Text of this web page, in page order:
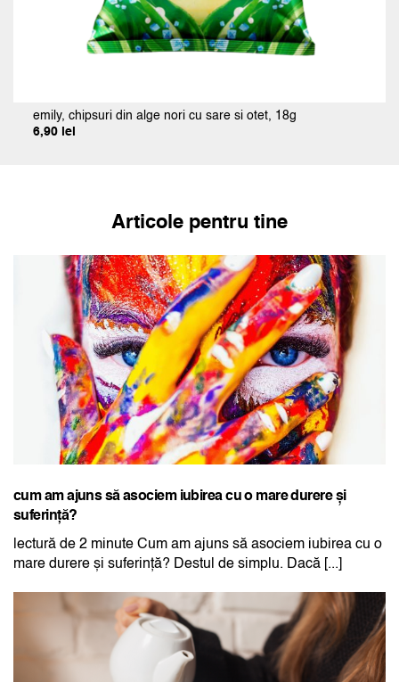
emily, chipsuri din alge nori cu sare si otet, 18g
Prețul
6,90 leiPrețul
Articole pentru tine
cum am ajuns să asociem iubirea cu o mare durere și
suferință?
lectură de 2 minute Cum am ajuns să asociem iubirea cu o
mare durere și suferință? Destul de simplu. Dacă [...]